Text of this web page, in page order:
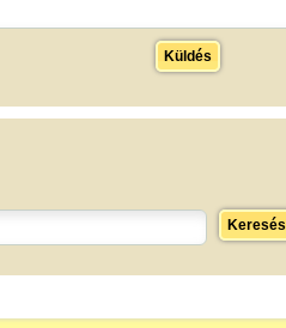
Küldés
Keresés